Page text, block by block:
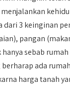
dari 3 keinginan
pangan
sebab
ada
harga tanah